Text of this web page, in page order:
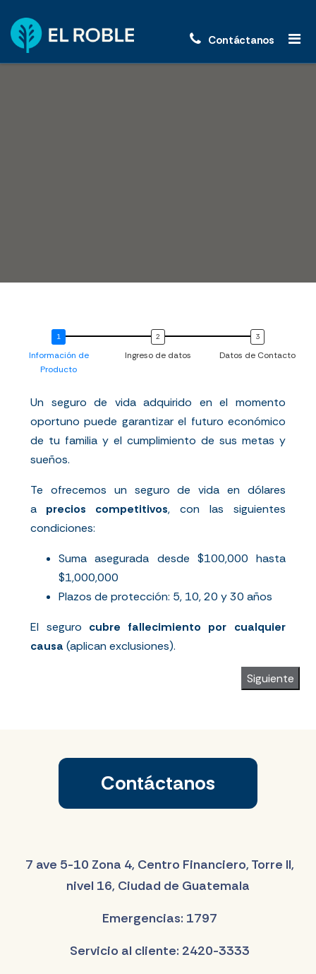
Contáctanos
Información de
Producto
Ingreso de datos Datos de Contacto
Un seguro de vida adquirido en el momento
oportuno puede garantizar el futuro económico
de tu familia y el cumplimiento de sus metas y
sueños.
Te ofrecemos un seguro de vida en dólares
a precios competitivos, con las siguientes
condiciones:
Suma asegurada desde $100,000 hasta
$1,000,000
Plazos de protección: 5, 10, 20 y 30 años
El seguro cubre fallecimiento por cualquier
causa (aplican exclusiones).
Siguiente
Contáctanos
7 ave 5-10 Zona 4, Centro Financiero, Torre II,
nivel 16, Ciudad de Guatemala
Emergencias: 1797
Servicio al cliente: 2420-3333